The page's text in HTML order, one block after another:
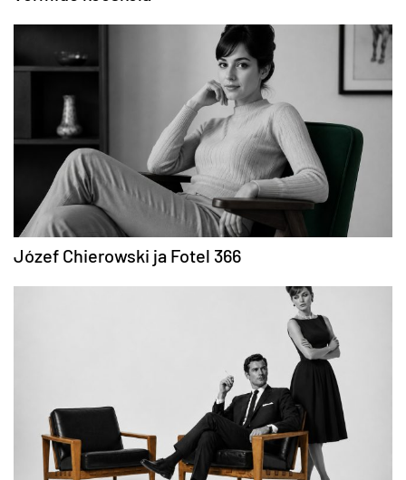
Józef Chierowski ja Fotel 366